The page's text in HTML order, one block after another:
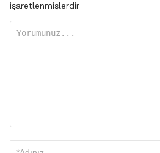
işaretlenmişlerdir